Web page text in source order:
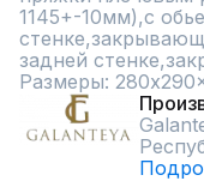
1145+-10мм),с
задней
Размеры: